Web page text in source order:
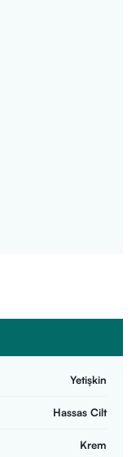
Yetişkin
Hassas Cilt
Krem